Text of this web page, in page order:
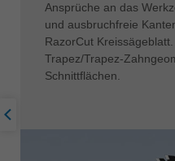
Ansprüche an das
und ausbruchfreie
RazorCut
Trapez/Trapez-
Schnittflächen.